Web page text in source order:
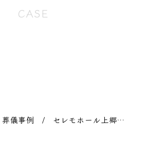
CASE
葬儀事例 / セレモホール上郷で
の火葬式